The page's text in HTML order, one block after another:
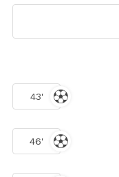
43'
46'